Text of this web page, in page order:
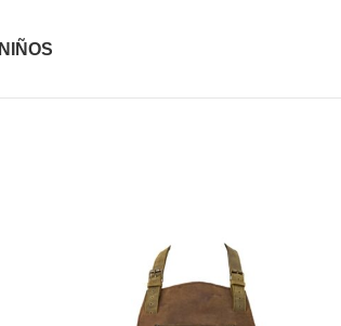
NIÑOS